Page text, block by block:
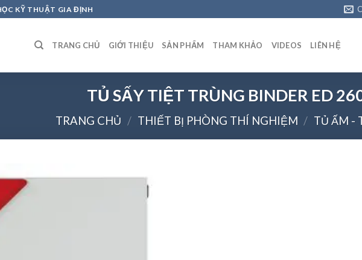
KỸ THUẬT GIA ĐỊNH
TRANG CHỦ GIỚI THIỆU SẢN PHẨM THAM KHẢO VIDEOS LIÊN HỆ
TỦ SẤY TIỆT TRÙNG BINDER ED
TRANG CHỦ / THIẾT BỊ PHÒNG THÍ NGHIỆM / TỦ ẤM -